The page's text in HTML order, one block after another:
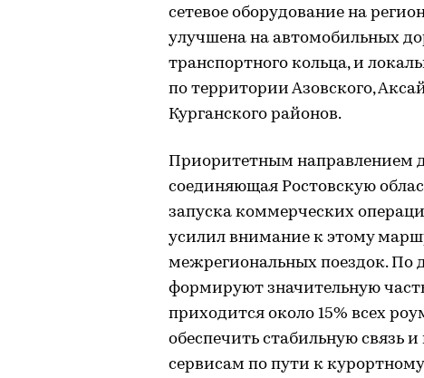
сетевое оборудование на
улучшена на автомобильных
транспортного кольца, и
по территории Азовского,
Курганского районов.
Приоритетным направлением
соединяющая Ростовскую
запуска коммерческих
усилил внимание к этому
межрегиональных поездок. По
формируют значительную
приходится около 15% всех
обеспечить стабильную
сервисам по пути к